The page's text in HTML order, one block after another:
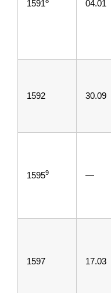
1591 04.01
1592 30.09
15959 —
1597 17.03